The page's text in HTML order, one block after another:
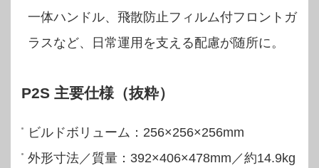
一体ハンドル、飛散防止フィルム付フロントガ
ラスなど、日常運用を支える配慮が随所に。
P2S 主要仕様（抜粋）
ビルドボリューム：256×256×256mm
外形寸法／質量：392×406×478mm／約14.9kg